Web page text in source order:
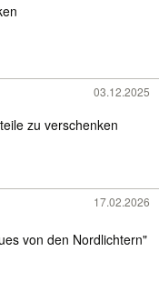
03.12.2025
zu verschenken
17.02.2026
von den Nordlichtern"